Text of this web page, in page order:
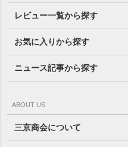
レビュー一覧から探す
お気に入りから探す
ニュース記事から探す
ABOUT US
三京商会について